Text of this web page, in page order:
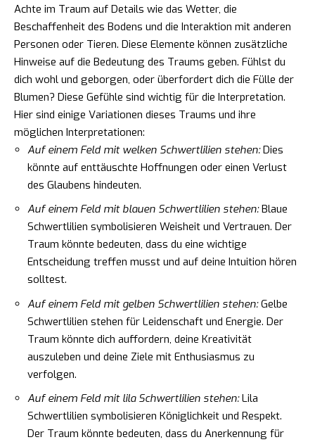
Achte im Traum auf Details wie das Wetter, die
Beschaffenheit des Bodens und die Interaktion mit anderen
Personen oder Tieren. Diese Elemente können zusätzliche
Hinweise auf die Bedeutung des Traums geben. Fühlst du
dich wohl und geborgen, oder überfordert dich die Fülle der
Blumen? Diese Gefühle sind wichtig für die Interpretation.
Hier sind einige Variationen dieses Traums und ihre
möglichen Interpretationen:
Auf einem Feld mit welken Schwertlilien stehen:Dies
könnte auf enttäuschte Hoffnungen oder einen Verlust
des Glaubens hindeuten.
Auf einem Feld mit blauen Schwertlilien stehen:Blaue
Schwertlilien symbolisieren Weisheit und Vertrauen. Der
Traum könnte bedeuten, dass du eine wichtige
Entscheidung treffen musst und auf deine Intuition hören
solltest.
Auf einem Feld mit gelben Schwertlilien stehen:Gelbe
Schwertlilien stehen für Leidenschaft und Energie. Der
Traum könnte dich auffordern, deine Kreativität
auszuleben und deine Ziele mit Enthusiasmus zu
verfolgen.
Auf einem Feld mit lila Schwertlilien stehen:Lila
Schwertlilien symbolisieren Königlichkeit und Respekt.
Der Traum könnte bedeuten, dass du Anerkennung für